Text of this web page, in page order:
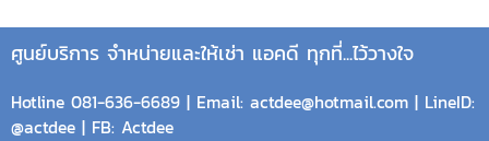
ศูนย์บริการ จำหน่ายและให้เช่า แอคดี ทุกที่...ไว้วางใจ
Hotline 081-636-6689 | Email: actdee@hotmail.com | LineID:
@actdee | FB: Actdee